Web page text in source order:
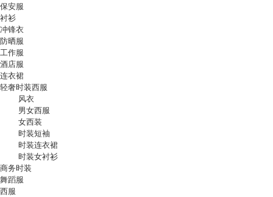
保安服
衬衫
冲锋衣
防晒服
工作服
酒店服
连衣裙
轻奢时装西服
风衣
男女西服
女西装
时装短袖
时装连衣裙
时装女衬衫
商务时装
舞蹈服
西服